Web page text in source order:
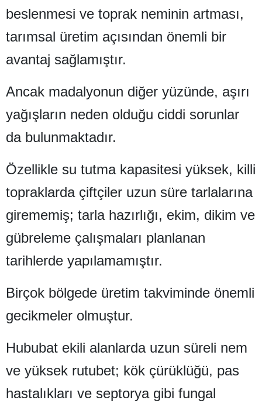
Çankırı
Çorum
Diyarbakır
Edirne
Eskişehir
Isparta
Mersin
İstanbul
beslenmesi ve toprak neminin artması,
tarımsal üretim açısından önemli bir
avantaj sağlamıştır.
Ancak madalyonun diğer yüzünde, aşırı
yağışların neden olduğu ciddi sorunlar
da bulunmaktadır.
Özellikle su tutma kapasitesi yüksek, killi
topraklarda çiftçiler uzun süre tarlalarına
girememiş; tarla hazırlığı, ekim, dikim ve
gübreleme çalışmaları planlanan
tarihlerde yapılamamıştır.
Birçok bölgede üretim takviminde önemli
gecikmeler olmuştur.
Hububat ekili alanlarda uzun süreli nem
ve yüksek rutubet; kök çürüklüğü, pas
hastalıkları ve septorya gibi fungal